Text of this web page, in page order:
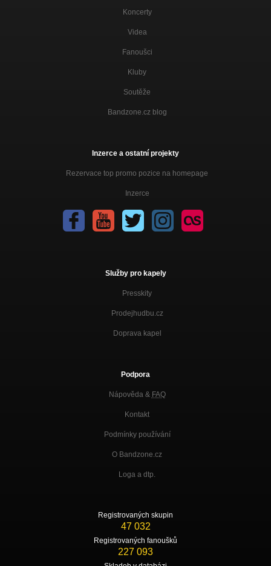
Koncerty
Videa
Fanoušci
Kluby
Soutěže
Bandzone.cz blog
Inzerce a ostatní projekty
Rezervace top promo pozice na homepage
Inzerce
Služby pro kapely
Presskity
Prodejhudbu.cz
Doprava kapel
Podpora
Nápověda & FAQ
Kontakt
Podmínky používání
O Bandzone.cz
Loga a dtp.
Registrovaných skupin
47 032
Registrovaných fanoušků
227 093